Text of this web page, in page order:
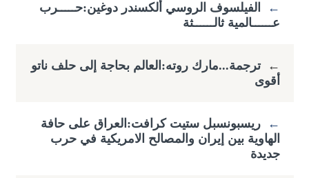
←
الفيلسوف الروسي ألكسندر دوغين:حـــــرب
عــــــالمية ثالــــــثة
← ترجمة...مارك روته:العالم بحاجة إلى حلف ناتو
أقوى
←
ريسبونسبل ستيت كرافت:العراق على حافة
الهاوية بين إيران والمصالح الامريكية في حرب
جديدة